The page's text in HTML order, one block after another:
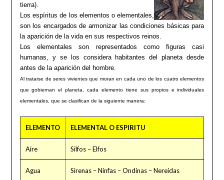
tierra).
Los espíritus de los elementos o elementales,
son los encargados de armonizar las condiciones básicas para
la aparición de la vida en sus respectivos reinos.
Los elementales son representados como figuras casi
humanas, y se los considera habitantes del planeta desde
antes de la aparición del hombre.
Al tratarse de seres vivientes que moran en cada uno de los cuatro elementos
que gobiernan el planeta, cada elemento tiene sus propios e individuales
elementales, que se clasifican de la siguiente manera:
ELEMENTO ELEMENTAL O ESPIRITU
Aire Silfos – Elfos
Agua Sirenas – Ninfas – Ondinas – Nereidas